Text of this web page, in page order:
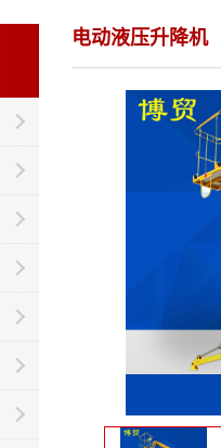
电动液压升降机